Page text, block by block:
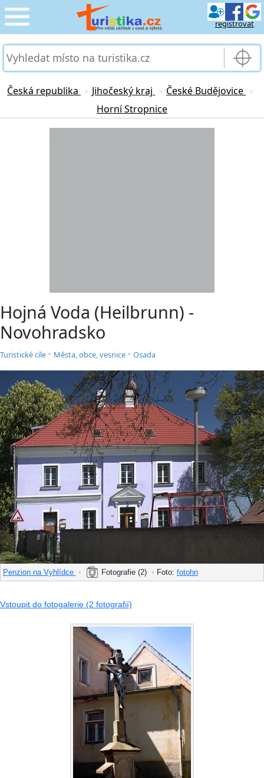
registrovat
CESTOVÁNÍ
SLUŽBY & DOPRAVA
›
Česká republika > Jihočeský kraj > České Budějovice >
Horní Stropnice
Hojná Voda (Heilbrunn) -
Novohradsko
Turistické cíle • Města, obce, vesnice • Osada
Penzion na Vyhlídce • Fotografie (2) • Foto: fotohn
Vstoupit do fotogalerie (2 fotografií)